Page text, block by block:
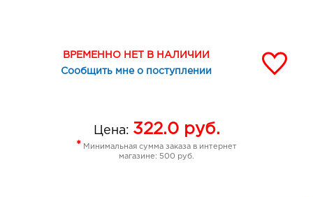
ВРЕМЕННО НЕТ В НАЛИЧИИ
Сообщить мне о поступлении
Цена: 322.0руб.
* Минимальная сумма заказа в интернет
магазине: 500 руб.